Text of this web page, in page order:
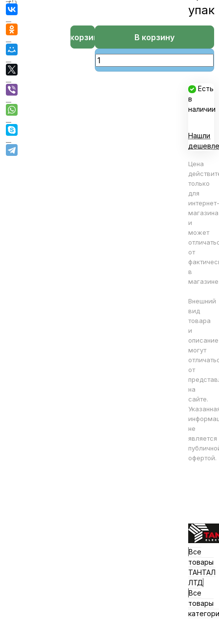
упак
В корзину
В корзине
Есть
в
наличии
Нашли
Цена
только
для
интернет-
магазина
и
может
от
в
Внешний
вид
товара
и
описание
могут
от
на
сайте.
не
является
офертой.
Все
товары
ТАНТАЛ
ЛТД
Все
товары